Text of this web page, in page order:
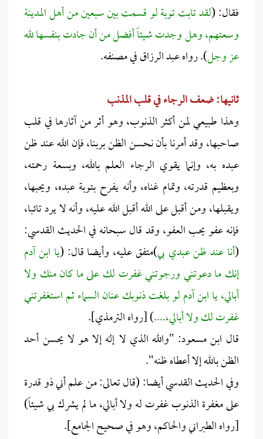
فقال: (لقد تابت توبة لو قسمت بين سبعين من أهل المدينة
وسعتهم، وهل وجدت شيئاً أفضل من أن جادت بنفسها لله
عز وجل). رواه عبد الرزاق في مصنفه.
ثانيها: ضعف الرجاء في قلب المذنب
وهذا طبيعي لمن أكثر الذنوب، وهو أثر من آثارها في قلب
صاحبها، وقد أمرنا بأن نحسن الظن بربنا، فإن الله عند ظن
عبده به، وإنما يقوي الرجاء العلم بالله، وبسعة رحمته،
وبعظيم قدرته، وتمام غناه، وأنه يفرح بتوبة عبده، ويحبها،
ويقبلها، ومن أقبل على الله أقبل الله عليه، وأنه لا يرد تائبا،
فإنه عفو يحب العفو، وقد قال سبحانه في الحديث القدسي:
(أنا عند ظن عبدي بي)متفق عليه، وأيضا قال: (يا ابن آدم
إنك ما دعوتني ورجوتني غفرت لك على ما كان منك ولا
أبالي، يا ابن آدم لو بلغت ذنوبك عنان السماء ثم استغفرتني
غفرت لك ولا أبالي،....) [رواه الترمذي].
قال ابن مسعود: "والله الذي لا إله إلا هو لا يحسن أحد
الظن بالله إلا أعطاه ظنه".
وفي الحديث القدسي أيضا: (قال تعالى: من علم أني ذو قدرة
على مغفرة الذنوب غفرت له ولا أبالي، ما لم يشرك بي شيئاً)
[رواه الطبراني والحاكم، وهو في صحيح الجامع].